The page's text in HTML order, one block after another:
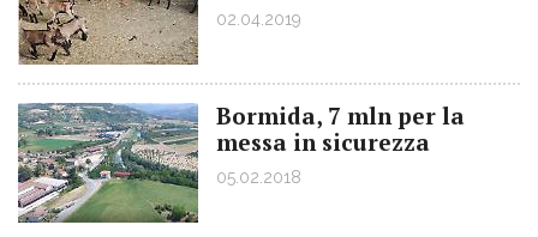
02.04.2019
Bormida, 7 mln per la
messa in sicurezza
05.02.2018